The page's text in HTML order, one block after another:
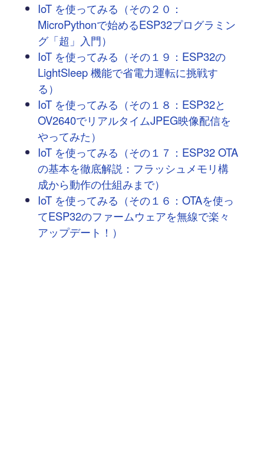
IoT を使ってみる（その２０：
MicroPythonで始めるESP32プログラミン
グ「超」入門）
IoT を使ってみる（その１９：ESP32の
LightSleep 機能で省電力運転に挑戦す
る）
IoT を使ってみる（その１８：ESP32と
OV2640でリアルタイムJPEG映像配信を
やってみた）
IoT を使ってみる（その１７：ESP32 OTA
の基本を徹底解説：フラッシュメモリ構
成から動作の仕組みまで）
IoT を使ってみる（その１６：OTAを使っ
てESP32のファームウェアを無線で楽々
アップデート！）